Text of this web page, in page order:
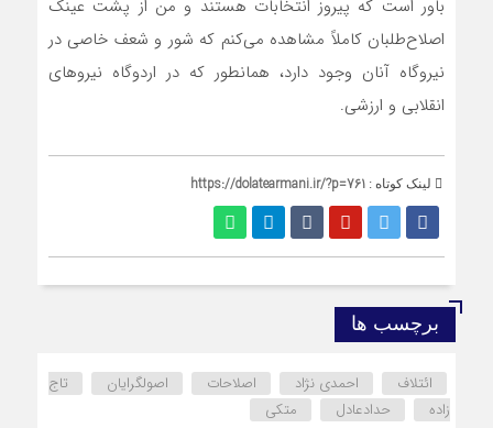
باور است که پیروز انتخابات هستند و من از پشت عینک
اصلاح‌طلبان کاملاً مشاهده می‌کنم که شور و شعف خاصی در
نیروگاه آنان وجود دارد، همانطور که در اردوگاه نیروهای
انقلابی و ارزشی.
لینک کوتاه : https://dolatearmani.ir/?p=761
برچسب ها
ائتلاف احمدی نژاد اصلاحات اصولگرایان
تاج
زاده
حدادعادل متکی